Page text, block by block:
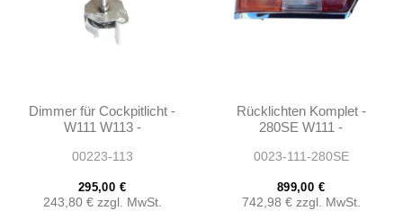
Dimmer für Cockpitlicht -
W111 W113 -
00223-113
295,00 €
243,80 € zzgl. MwSt.
Rücklichten Komplet -
280SE W111 -
1138260256
0023-111-280SE
899,00 €
742,98 € zzgl. MwSt.